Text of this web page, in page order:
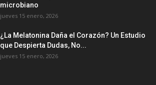
microbiano
jueves 15 enero, 2026
¿La Melatonina Daña el Corazón? Un Estudio
que Despierta Dudas, No...
jueves 15 enero, 2026